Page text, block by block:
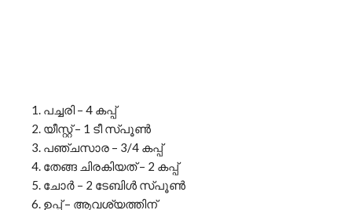
പച്ചരി – 4 കപ്പ്
യീസ്റ്റ് – 1 ടീ സ്പൂൺ
പഞ്ചസാര – 3/4 കപ്പ്
തേങ്ങ ചിരകിയത് – 2 കപ്പ്
ചോർ – 2 ടേബിൾ സ്പൂൺ
ഉപ്പ് – ആവശ്യത്തിന്